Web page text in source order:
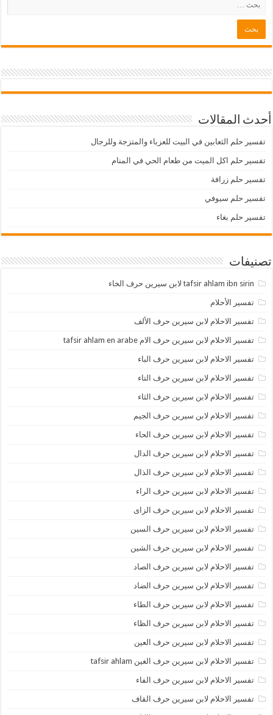
أحدث المقالات
تفسير حلم الثعابين في البيت للعزباء والمتزجة وللرجال
تفسير حلم اكل الميت من طعام الحي في المنام
تفسير حلم زرافة
تفسير حلم سيوفي
تفسير حلم بغاء
تصنيفات
tafsir ahlam ibn sirin لابن سيرين حرف الخاء
تفسير الأحلام
تفسير الاحلام لابن سيرين حرف الألف
تفسير الاحلام لابن سيرين حرف الام tafsir ahlam en arabe
تفسير الاحلام لابن سيرين حرف الباء
تفسير الاحلام لابن سيرين حرف التاء
تفسير الاحلام لابن سيرين حرف الثاء
تفسير الاحلام لابن سيرين حرف الجيم
تفسير الاحلام لابن سيرين حرف الحاء
تفسير الاحلام لابن سيرين حرف الدال
تفسير الاحلام لابن سيرين حرف الذال
تفسير الاحلام لابن سيرين حرف الراء
تفسير الاحلام لابن سيرين حرف الزاى
تفسير الاحلام لابن سيرين حرف السين
تفسير الاحلام لابن سيرين حرف الشين
تفسير الاحلام لابن سيرين حرف الصاد
تفسير الاحلام لابن سيرين حرف الضاد
تفسير الاحلام لابن سيرين حرف الطاء
تفسير الاحلام لابن سيرين حرف الظاء
تفسير الاحلام لابن سيرين حرف العين
تفسير الاحلام لابن سيرين حرف الغين tafsir ahlam
تفسير الاحلام لابن سيرين حرف الفاء
تفسير الاحلام لابن سيرين حرف القاف